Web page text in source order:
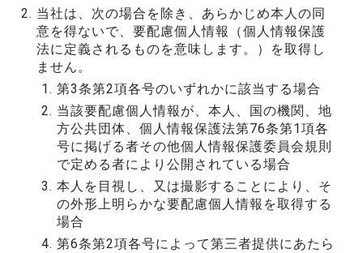
当社は、次の場合を除き、あらかじめ本人の同
意を得ないで、要配慮個人情報（個人情報保護
法に定義されるものを意味します。）を取得し
ません。
第3条第2項各号のいずれかに該当する場合
当該要配慮個人情報が、本人、国の機関、地
方公共団体、個人情報保護法第76条第1項各
号に掲げる者その他個人情報保護委員会規則
で定める者により公開されている場合
本人を目視し、又は撮影することにより、そ
の外形上明らかな要配慮個人情報を取得する
場合
第6条第2項各号によって第三者提供にあたら